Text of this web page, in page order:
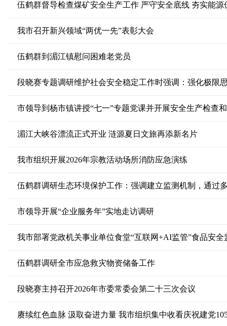
伍鹤群督导检查煤矿安全生产工作 严守安全底线 夯实能源
我市召开新兴领域“两优一先”表彰大会
伍鹤群到湄江镇慰问困难老党员
市领导到杨市镇讲授“七一”专题党课并开展安全生产检查
湄江大峡谷漂流正式开业 涟源夏日文旅再添新名片
我市组织开展2026年宗教活动场所消防应急演练
伍鹤群调研生态环境保护工作：强调建立监测机制，通过
市领导开展“企业服务年”实地走访调研
我市部署党政机关事业单位食堂“互联网+AI监管”食品安全
伍鹤群调研全市应急救灾物资储备工作
段晓赛主持召开2026年市委常委会第二十三次会议
赓续红色血脉 汲取奋进力量 我市组织集中收看庆祝建党